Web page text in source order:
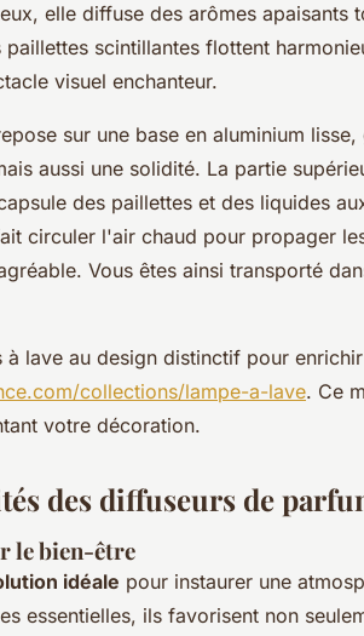
elle diffuse des arômes apaisants
scintillantes flottent
visuel enchanteur.
sur une base en aluminium lisse,
aussi une solidité. La partie
des paillettes et des liquides
circuler l'air chaud pour propager
Vous êtes ainsi transporté
lave au design distinctif pour
collections/lampe-a-lave. Ce
votre décoration.
des diffuseurs de
le bien-être
idéale pour instaurer une
essentielles, ils favorisent non